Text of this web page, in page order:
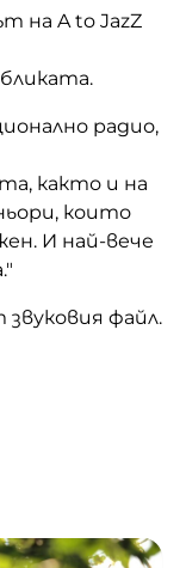
на A to JazZ
радио,
както и на
които
И най-вече
файл.